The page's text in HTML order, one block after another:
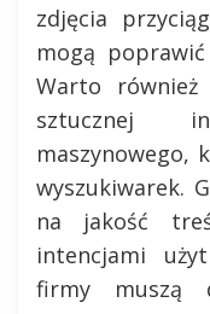
zdjęcia
mogą
Warto
sztucznej
maszynowego,
wyszukiwarek.
na jakość
intencjami
firmy muszą